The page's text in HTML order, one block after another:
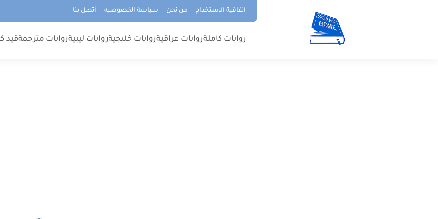
اتفاقية الاستخدام من نحن سياسة الخصوصيه أتصل بنا
روايات كاملةروايات عراقيةروايات خليجيةروايات ليبيةروايات مترجمةقيد